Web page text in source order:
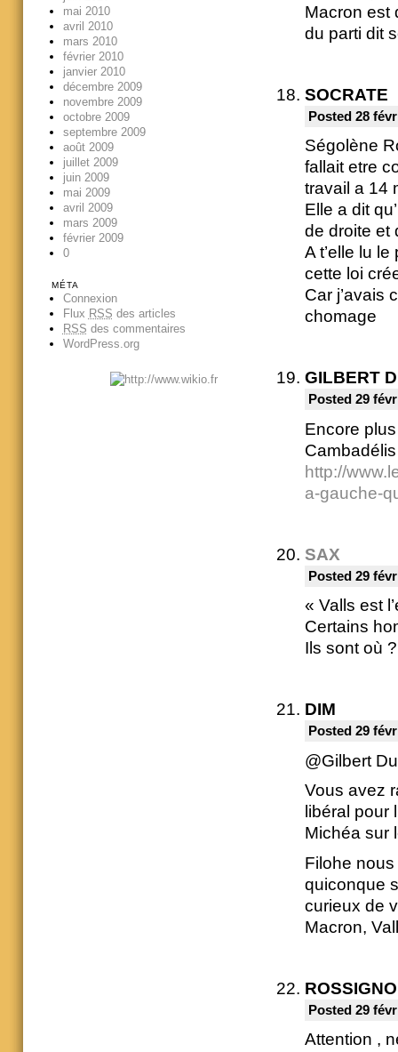
Macron est
du parti dit
SOCRATE
Posted 28
Ségolène
fallait etre
travail a 14
Elle a dit
de droite et
A t’elle lu
cette loi
Car j’avais
chomage
GILBERT
Posted 29
Encore
http://
a-gauche-
SAX
Posted 29
« Valls est
Certains
Ils sont où
DIM
Posted 29
@Gilbert
Vous avez
libéral pour
Michéa sur
Filohe nous
quiconque
curieux de
Macron,
Posted 29
Attention ,
mai 2010
avril 2010
mars 2010
février 2010
janvier 2010
décembre 2009
novembre 2009
octobre 2009
septembre 2009
août 2009
juillet 2009
juin 2009
mai 2009
avril 2009
mars 2009
février 2009
0
MÉTA
Connexion
Flux RSS des articles
RSS des commentaires
WordPress.org